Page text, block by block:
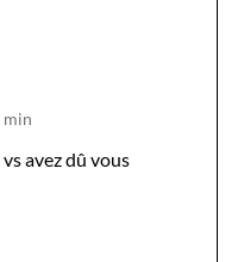
min
avez dû vous